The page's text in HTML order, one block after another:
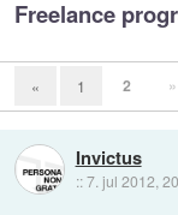
Freelance
« 1 2 »
Invictus
::7. jul 2012,